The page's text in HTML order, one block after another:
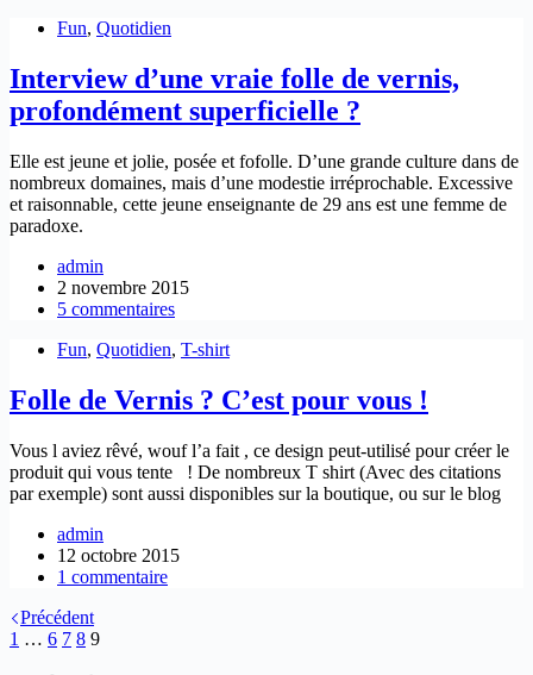
Fun, Quotidien
Interview d’une vraie folle de vernis,
profondément superficielle ?
Elle est jeune et jolie, posée et fofolle. D’une grande culture dans de
nombreux domaines, mais d’une modestie irréprochable. Excessive
et raisonnable, cette jeune enseignante de 29 ans est une femme de
paradoxe.
admin
2 novembre 2015
5 commentaires
Fun, Quotidien, T-shirt
Folle de Vernis ? C’est pour vous !
Vous l aviez rêvé, wouf l’a fait , ce design peut-utilisé pour créer le
produit qui vous tente ! De nombreux T shirt (Avec des citations
par exemple) sont aussi disponibles sur la boutique, ou sur le blog
admin
12 octobre 2015
1 commentaire
Précédent
1 … 6 7 8 9